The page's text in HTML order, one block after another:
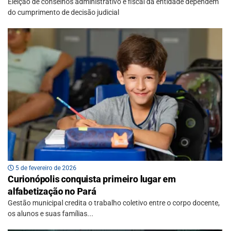
Eleição de conselhos administrativo e fiscal da entidade dependem
do cumprimento de decisão judicial
5 de fevereiro de 2026
Curionópolis conquista primeiro lugar em
alfabetização no Pará
Gestão municipal credita o trabalho coletivo entre o corpo docente,
os alunos e suas famílias...